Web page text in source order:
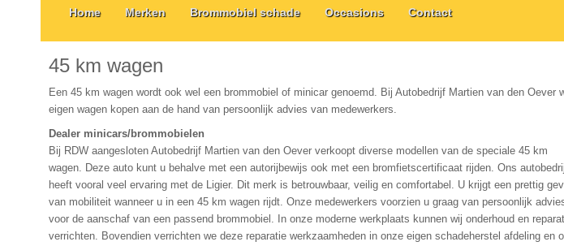
Home Merken Brommobiel schade Occasions Contact
45 km wagen
Een 45 km wagen wordt ook wel een brommobiel of minicar genoemd. Bij Autobedrijf Martien van den
eigen wagen kopen aan de hand van persoonlijk advies van medewerkers.
Dealer minicars/brommobielen
Bij RDW aangesloten Autobedrijf Martien van den Oever verkoopt diverse modellen van de speciale 45 km
wagen. Deze auto kunt u behalve met een autorijbewijs ook met een bromfietscertificaat rijden. Ons
heeft vooral veel ervaring met de Ligier. Dit merk is betrouwbaar, veilig en comfortabel. U krijgt een prettig
van mobiliteit wanneer u in een 45 km wagen rijdt. Onze medewerkers voorzien u graag van persoonlijk
voor de aanschaf van een passend brommobiel. In onze moderne werkplaats kunnen wij onderhoud en
verrichten. Bovendien verrichten we deze reparatie werkzaamheden in onze eigen schadeherstel afdeling en